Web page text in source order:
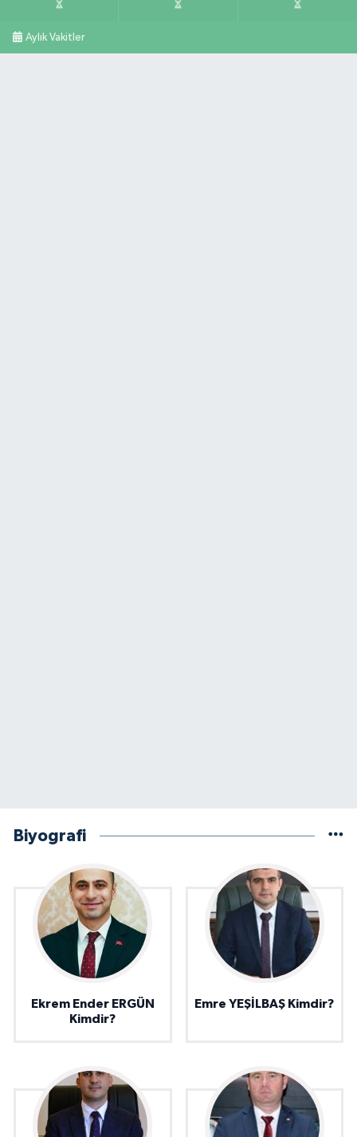
Aylık Vakitler
Biyografi
Ekrem Ender ERGÜN
Kimdir?
Emre YEŞİLBAŞ Kimdir?